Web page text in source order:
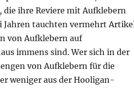
die ihre Reviere mit Aufklebern
tauchten vermehrt
von Aufklebern auf
immens sind. Wer sich in der
von Aufklebern für die
weniger aus der Hooligan-